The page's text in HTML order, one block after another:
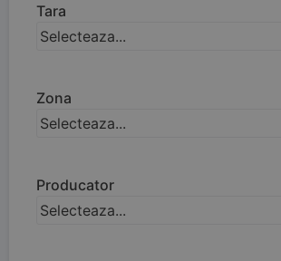
Tara
Selecteaza...
Zona
Selecteaza...
Producator
Selecteaza...